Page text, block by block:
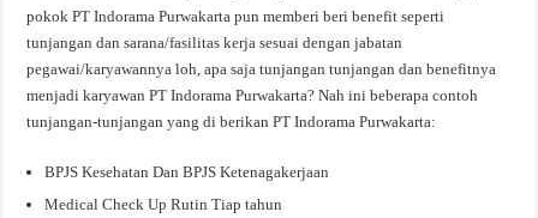
pokok PT Indorama Purwakarta pun memberi beri benefit seperti
tunjangan dan sarana/fasilitas kerja sesuai dengan jabatan
pegawai/karyawannya loh, apa saja tunjangan tunjangan dan benefitnya
menjadi karyawan PT Indorama Purwakarta? Nah ini beberapa contoh
tunjangan-tunjangan yang di berikan PT Indorama Purwakarta:
BPJS Kesehatan Dan BPJS Ketenagakerjaan
Medical Check Up Rutin Tiap tahun